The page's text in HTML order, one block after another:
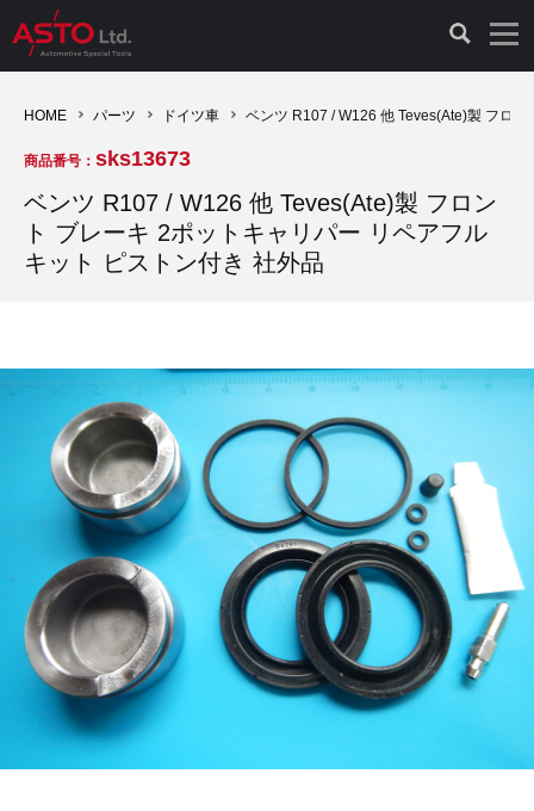
診断機（16）
キープログラマー（4）
オプション品（17）
TPMS（4）
その他（9）
診断テスター（10）
キープログラマー（20）
安定化電源ユニット（8）
バッテリーテスター（4）
古い車両用診断テスター（10）
バイク用診断テスター（7）
その他（20）
OTOFIX Powered by AUTEL（4）
HCB TOOLS（45）
AST TOOLS（51）
ドイツ車（211）
イタリア/フランス車（27）
イギリス車（23）
アメリカ車（15）
スウェーデン車（20）
日本車（7）
オシロスコープ（2）
オシロ関連商品（9）
その他（8）
ドイツ車（427）
イタリア/フランス車（145）
スウェーデン車（45）
日本車（40）
ロシア（8）
ブレーキキャリパーリペアキット（368）
現品修理（77）
リビルト品（58）
イモビライザーOFF（1）
その他（6）
オシロスコープ（10）
アクセサリー（13）
HOME パーツ ドイツ車 ベンツ R107 / W126 他 Teves(Ate)製 フロ
商品番号： sks13673
ベンツ R107 / W126 他 Teves(Ate)製 フロン
ト ブレーキ 2ポットキャリパー リペアフル
キット ピストン付き 社外品